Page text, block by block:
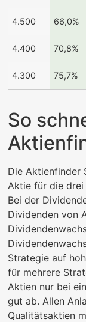
4.500 66,0%
4.400 70,8%
4.300 75,7%
So
Die Aktienfinder
Aktie für die
Bei der
Dividenden von
Strategie auf
für mehrere
Aktien nur bei
gut ab. Allen
Qualitätsaktien